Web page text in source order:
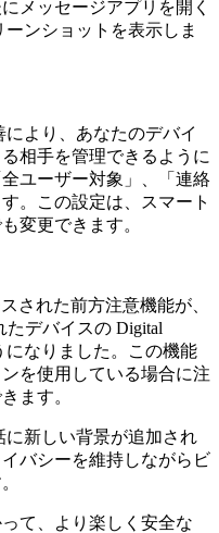
メッセージアプリを開く
ーンショットを表示しま
より、あなたのデバイ
相手を管理できるように
ユーザー対象」、「連絡
。この設定は、スマート
変更できます。
された前方注意機能が、
たデバイスの Digital
になりました。この機能
を使用している場合に注
ます。
に新しい背景が追加され
バシーを維持しながらビ
て、より楽しく安全な